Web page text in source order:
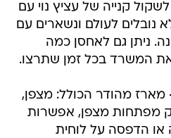
קנייה של עציץ נוי עם
נובלים לעולם ונשארים עם
ניתן גם לאחסן כמה
את המשרד בכל זמן שתרצו.
מארז מהודר הכולל: מצפן,
מפתחות מצפן, אפשרות
הדפסה על לוחית